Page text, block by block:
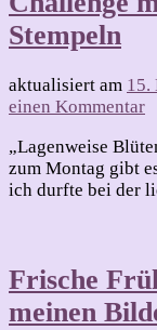
Stempeln
aktualisiert am 15.
einen Kommentarzu
„Lagenweise
zum Montag gibt
ich durfte bei der
Frische
meinen